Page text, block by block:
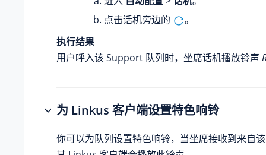
点击话机旁边的
。
执行结果
用户呼入该 Support 队列时，坐席话机播放铃声
为 Linkus 客户端设置特色响铃
你可以为队列设置特色响铃，当坐席接收到来自